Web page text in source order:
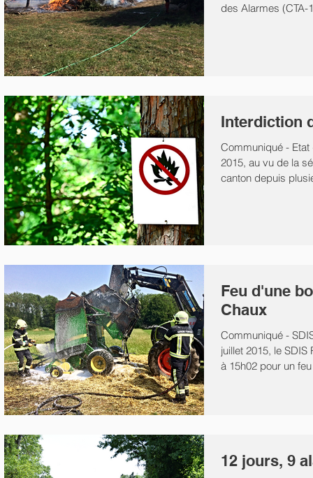
des Alarmes (CTA-
Interdiction
Communiqué -
2015, au vu de la
canton depuis
Feu d'une
Chaux
Communiqué -
juillet 2015, le
à 15h02 pour un
12 jours, 9